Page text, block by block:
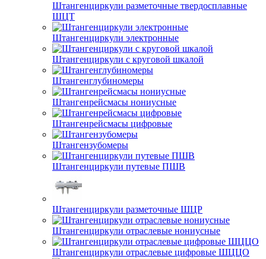
Штангенциркули разметочные твердосплавные
ШЦТ
Штангенциркули электронные
Штангенциркули с круговой шкалой
Штангенглубиномеры
Штангенрейсмасы нониусные
Штангенрейсмасы цифровые
Штангензубомеры
Штангенциркули путевые ПШВ
Штангенциркули разметочные ШЦР
Штангенциркули отраслевые нониусные
Штангенциркули отраслевые цифровые ШЦЦО